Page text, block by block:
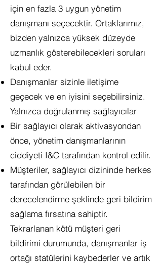
için en fazla 3 uygun yönetim
danışmanı seçecektir. Ortaklarımız,
bizden yalnızca yüksek düzeyde
uzmanlık gösterebilecekleri soruları
kabul eder.
Danışmanlar sizinle iletişime
geçecek ve en iyisini seçebilirsiniz.
Yalnızca doğrulanmış sağlayıcılar
Bir sağlayıcı olarak aktivasyondan
önce, yönetim danışmanlarının
ciddiyeti I&C tarafından kontrol edilir.
Müşteriler, sağlayıcı dizininde herkes
tarafından görülebilen bir
derecelendirme şeklinde geri bildirim
sağlama fırsatına sahiptir.
Tekrarlanan kötü müşteri geri
bildirimi durumunda, danışmanlar iş
ortağı statülerini kaybederler ve artık